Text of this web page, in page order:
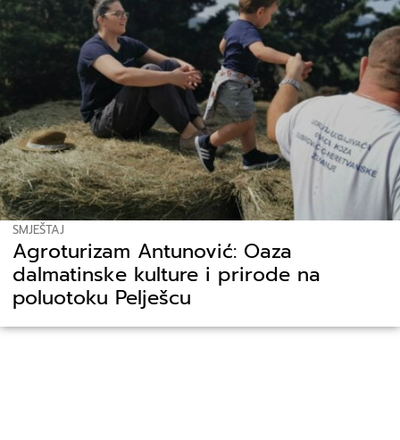
SMJEŠTAJ
Agroturizam Antunović: Oaza
dalmatinske kulture i prirode na
poluotoku Pelješcu